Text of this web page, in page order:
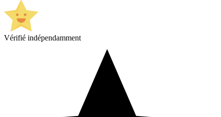
Vérifié indépendamment